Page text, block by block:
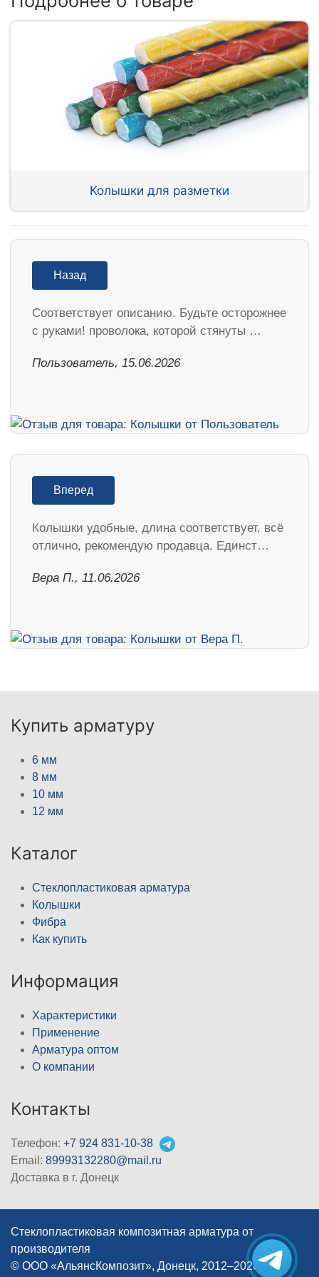
Колышки для разметки
Назад
Соответствует описанию. Будьте осторожнее
с руками! проволока, которой стянуты …
Пользователь, 15.06.2026
Вперед
Колышки удобные, длина соответствует, всё
отлично, рекомендую продавца. Единст…
Вера П., 11.06.2026
Купить арматуру
6 мм
8 мм
10 мм
12 мм
Каталог
Стеклопластиковая арматура
Колышки
Фибра
Как купить
Информация
Характеристики
Применение
Арматура оптом
О компании
Контакты
Телефон: +7 924 831-10-38
Email: 89993132280@mail.ru
Доставка в г. Донецк
Стеклопластиковая композитная арматура от
производителя
© ООО «АльянсКомпозит», Донецк, 2012–2026 |